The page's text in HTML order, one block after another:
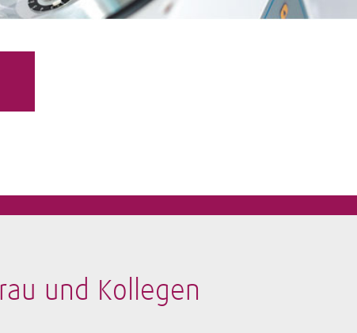
und Kollegen